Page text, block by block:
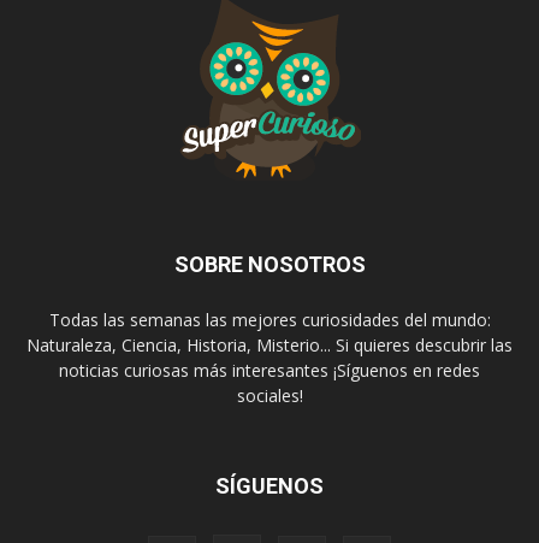
SOBRE NOSOTROS
Todas las semanas las mejores curiosidades del mundo:
Naturaleza, Ciencia, Historia, Misterio... Si quieres descubrir las
noticias curiosas más interesantes ¡Síguenos en redes
sociales!
SÍGUENOS